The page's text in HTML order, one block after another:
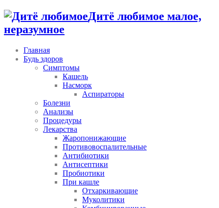
Дитё любимое малое,
неразумное
Главная
Будь здоров
Симптомы
Кашель
Насморк
Аспираторы
Болезни
Анализы
Процедуры
Лекарства
Жаропонижающие
Противовоспалительные
Антибиотики
Антисептики
Пробиотики
При кашле
Отхаркивающие
Муколитики